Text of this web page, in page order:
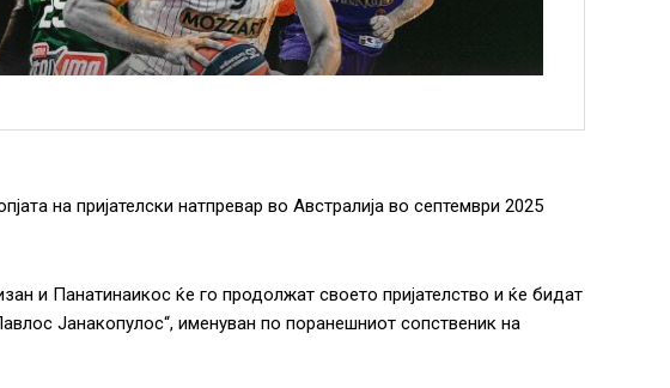
на пријателски натпревар во Австралија во септември 2025
и Панатинаикос ќе го продолжат своето пријателство и ќе бидат
Јанакопулос“, именуван по поранешниот сопственик на